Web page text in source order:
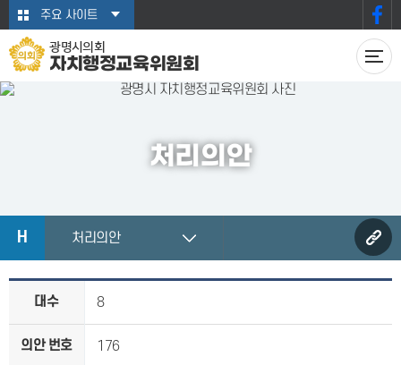
본문바로가기주요 사이트
광명시의회
자치행정교육위원회
처리의안
H 처리의안
대수 8
의안 번호 176